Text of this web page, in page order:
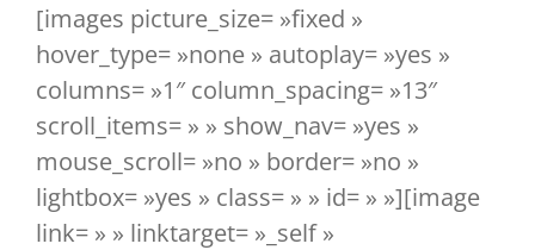
[images picture_size= »fixed »
hover_type= »none » autoplay= »yes »
columns= »1″ column_spacing= »13″
scroll_items= » » show_nav= »yes »
mouse_scroll= »no » border= »no »
lightbox= »yes » class= » » id= » »][image
link= » » linktarget= »_self »